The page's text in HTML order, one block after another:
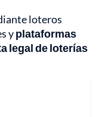
loteros
yplataformas
legal de loterías